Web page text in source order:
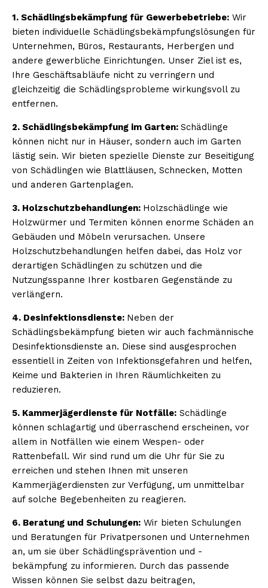
1. Schädlingsbekämpfung für Gewerbebetriebe: Wir
bieten individuelle Schädlingsbekämpfungslösungen für
Unternehmen, Büros, Restaurants, Herbergen und
andere gewerbliche Einrichtungen. Unser Ziel ist es,
Ihre Geschäftsabläufe nicht zu verringern und
gleichzeitig die Schädlingsprobleme wirkungsvoll zu
entfernen.
2. Schädlingsbekämpfung im Garten: Schädlinge
können nicht nur in Häuser, sondern auch im Garten
lästig sein. Wir bieten spezielle Dienste zur Beseitigung
von Schädlingen wie Blattläusen, Schnecken, Motten
und anderen Gartenplagen.
3. Holzschutzbehandlungen: Holzschädlinge wie
Holzwürmer und Termiten können enorme Schäden an
Gebäuden und Möbeln verursachen. Unsere
Holzschutzbehandlungen helfen dabei, das Holz vor
derartigen Schädlingen zu schützen und die
Nutzungsspanne Ihrer kostbaren Gegenstände zu
verlängern.
4. Desinfektionsdienste: Neben der
Schädlingsbekämpfung bieten wir auch fachmännische
Desinfektionsdienste an. Diese sind ausgesprochen
essentiell in Zeiten von Infektionsgefahren und helfen,
Keime und Bakterien in Ihren Räumlichkeiten zu
reduzieren.
5. Kammerjägerdienste für Notfälle: Schädlinge
können schlagartig und überraschend erscheinen, vor
allem in Notfällen wie einem Wespen- oder
Rattenbefall. Wir sind rund um die Uhr für Sie zu
erreichen und stehen Ihnen mit unseren
Kammerjägerdiensten zur Verfügung, um unmittelbar
auf solche Begebenheiten zu reagieren.
6. Beratung und Schulungen: Wir bieten Schulungen
und Beratungen für Privatpersonen und Unternehmen
an, um sie über Schädlingsprävention und -
bekämpfung zu informieren. Durch das passende
Wissen können Sie selbst dazu beitragen,